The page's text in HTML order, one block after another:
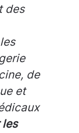
des
de
et